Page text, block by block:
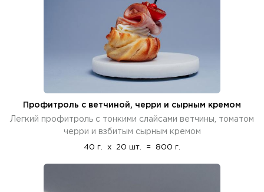
Профитроль с ветчиной, черри и сырным кремом
Легкий профитроль с тонкими слайсами ветчины, томатом
черри и взбитым сырным кремом
40 г. x 20 шт. = 800 г.